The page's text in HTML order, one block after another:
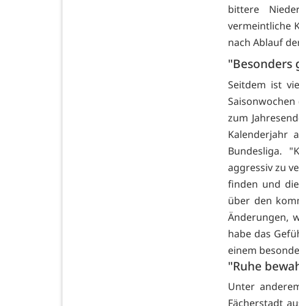
bittere
vermeintliche
nach Ablauf
"Besonders
Seitdem ist
zum
Kalenderjahr
Bundesliga.
aggressiv zu
finden und
über den
Änderungen,
habe das
einem
"Ruhe
Unter
Fächerstadt